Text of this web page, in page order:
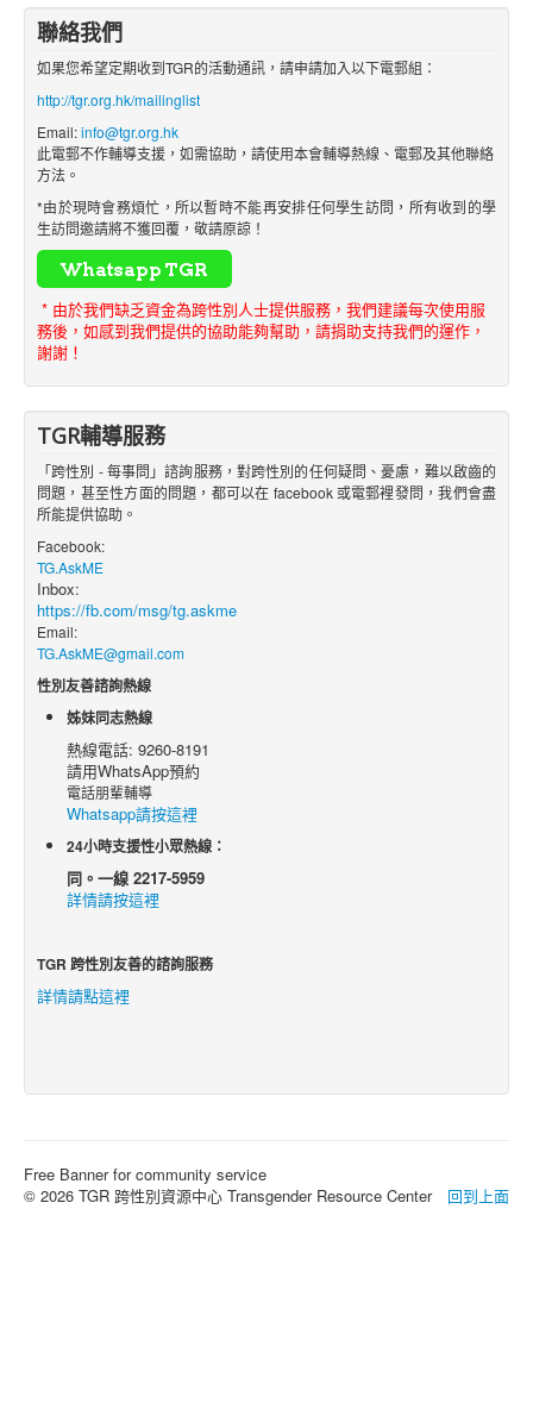
聯絡我們
如果您希望定期收到TGR的活動通訊，請申請加入以下電郵組：
http://tgr.org.hk/mailinglist
Email:info@tgr.org.hk
此電郵不作輔導支援，如需協助，請使用本會輔導熱線、電郵及其他聯絡
方法。
*由於現時會務煩忙，所以暫時不能再安排任何學生訪問，所有收到的學
生訪問邀請將不獲回覆，敬請原諒！
* 由於我們缺乏資金為跨性別人士提供服務，我們建議每次使用服
務後，如感到我們提供的協助能夠幫助，請捐助支持我們的運作，
謝謝！
TGR輔導服務
「跨性別 - 每事問」諮詢服務，對跨性別的任何疑問、憂慮，難以啟齒的
問題，甚至性方面的問題，都可以在 facebook 或電郵裡發問，我們會盡
所能提供協助。
Facebook:
TG.AskME
Inbox:
https://fb.com/msg/tg.askme
Email:
TG.AskME@gmail.com
性別友善諮詢熱線
姊妹同志熱線
熱線電話: 9260-8191
請用WhatsApp預約
電話朋輩輔導
Whatsapp請按這裡
24小時支援性小眾熱線：
同。一線 2217-5959
詳情請按這裡
TGR 跨性別友善的諮詢服務
詳情請點這裡
Free Banner for community service
回到上面
© 2026 TGR 跨性別資源中心 Transgender Resource Center